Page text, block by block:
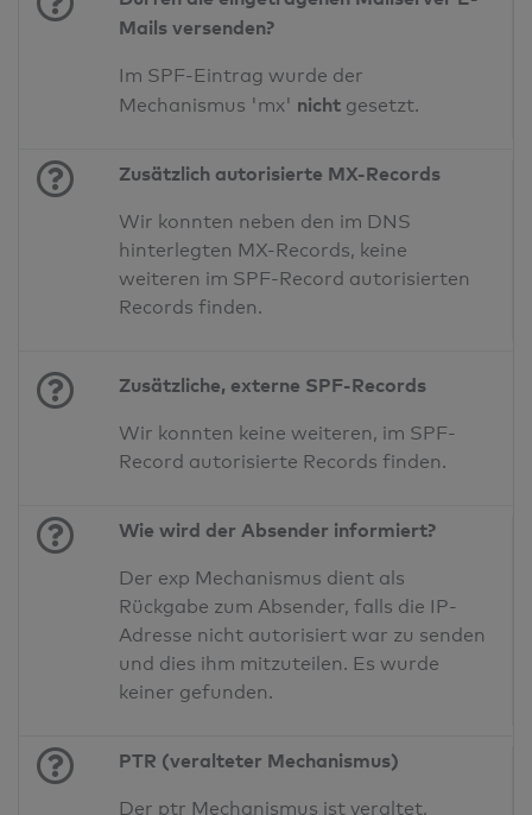
Mails versenden?
Im SPF-Eintrag wurde der
Mechanismus 'mx' nicht gesetzt.
Zusätzlich autorisierte MX-Records
Wir konnten neben den im DNS
hinterlegten MX-Records, keine
weiteren im SPF-Record autorisierten
Records finden.
Zusätzliche, externe SPF-Records
Wir konnten keine weiteren, im SPF-
Record autorisierte Records finden.
Wie wird der Absender informiert?
Der exp Mechanismus dient als
Rückgabe zum Absender, falls die IP-
Adresse nicht autorisiert war zu senden
und dies ihm mitzuteilen. Es wurde
keiner gefunden.
PTR (veralteter Mechanismus)
Der ptr Mechanismus ist veraltet,